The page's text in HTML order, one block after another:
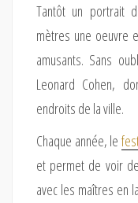
Tantôt un portrait
mètres une oeuvre
amusants. Sans
Leonard Cohen,
endroits de la ville.
Chaque année, le
et permet de voir
avec les maîtres en